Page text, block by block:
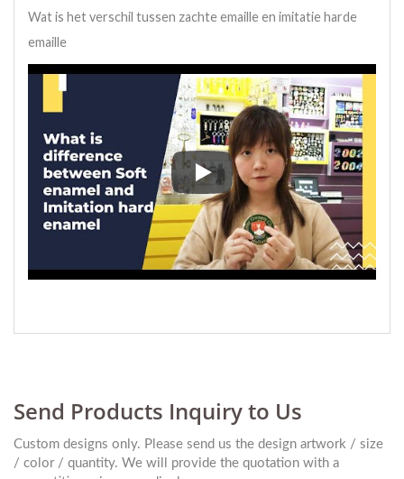
Wat is het verschil tussen zachte emaille en imitatie harde
emaille
Wat is het verschil tussen